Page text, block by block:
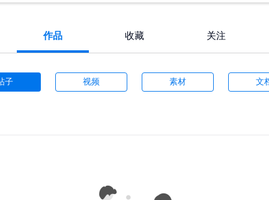
作品 收藏 关注
子 视频 素材 文